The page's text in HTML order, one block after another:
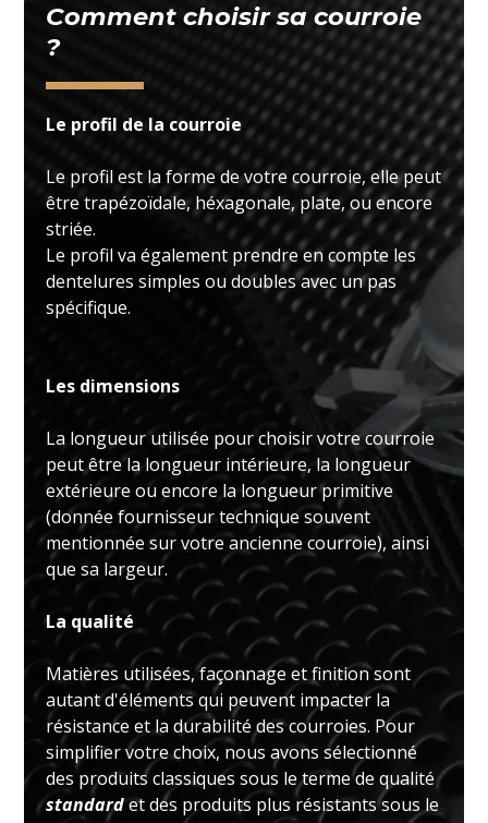
Comment choisir sa courroie
?
Le profil de la courroie
Le profil est la forme de votre courroie, elle peut
être trapézoïdale, héxagonale, plate, ou encore
striée.
Le profil va également prendre en compte les
dentelures simples ou doubles avec un pas
spécifique.
Les dimensions
La longueur utilisée pour choisir votre courroie
peut être la longueur intérieure, la longueur
extérieure ou encore la longueur primitive
(donnée fournisseur technique souvent
mentionnée sur votre ancienne courroie), ainsi
que sa largeur.
La qualité
Matières utilisées, façonnage et finition sont
autant d'éléments qui peuvent impacter la
résistance et la durabilité des courroies. Pour
simplifier votre choix, nous avons sélectionné
des produits classiques sous le terme de qualité
standardet des produits plus résistants sous le